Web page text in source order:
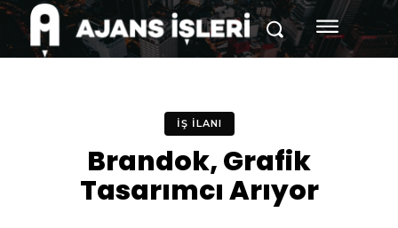
İŞ İLANI
Brandok, Grafik
Tasarımcı Arıyor